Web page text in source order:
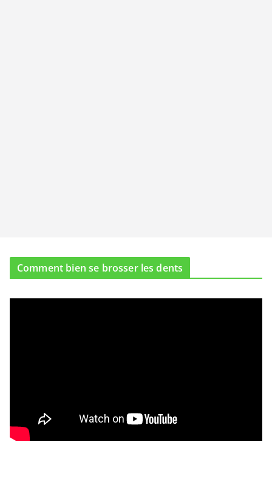
Comment bien se brosser les dents